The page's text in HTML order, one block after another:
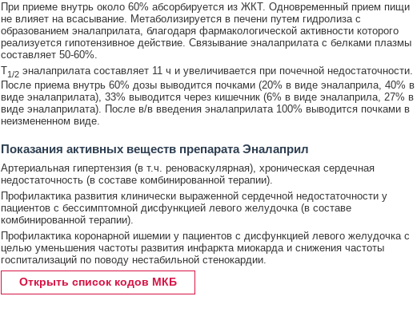
При приеме внутрь около 60% абсорбируется из ЖКТ. Одновременный прием пищи
не влияет на всасывание. Метаболизируется в печени путем гидролиза с
образованием эналаприлата, благодаря фармакологической активности которого
реализуется гипотензивное действие. Связывание эналаприлата с белками плазмы
составляет 50-60%.
T1/2эналаприлата составляет 11 ч и увеличивается при почечной недостаточности.
После приема внутрь 60% дозы выводится почками (20% в виде эналаприла, 40% в
виде эналаприлата), 33% выводится через кишечник (6% в виде эналаприла, 27% в
виде эналаприлата). После в/в введения эналаприлата 100% выводится почками в
неизмененном виде.
Показания активных веществ препарата Эналаприл
Артериальная гипертензия (в т.ч. реноваскулярная), хроническая сердечная
недостаточность (в составе комбинированной терапии).
Профилактика развития клинически выраженной сердечной недостаточности у
пациентов с бессимптомной дисфункцией левого желудочка (в составе
комбинированной терапии).
Профилактика коронарной ишемии у пациентов с дисфункцией левого желудочка с
целью уменьшения частоты развития инфаркта миокарда и снижения частоты
госпитализаций по поводу нестабильной стенокардии.
Открыть список кодов МКБ